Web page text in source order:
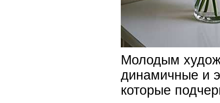
Молодым
динамичные и
которые